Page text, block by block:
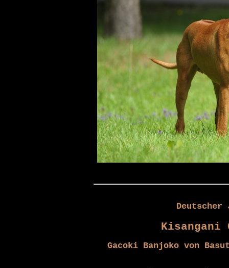
Deutscher
Kisangani
Gacoki Banjoko von